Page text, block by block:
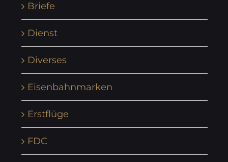
Briefe
Dienst
Diverses
Eisenbahnmarken
Erstflüge
FDC